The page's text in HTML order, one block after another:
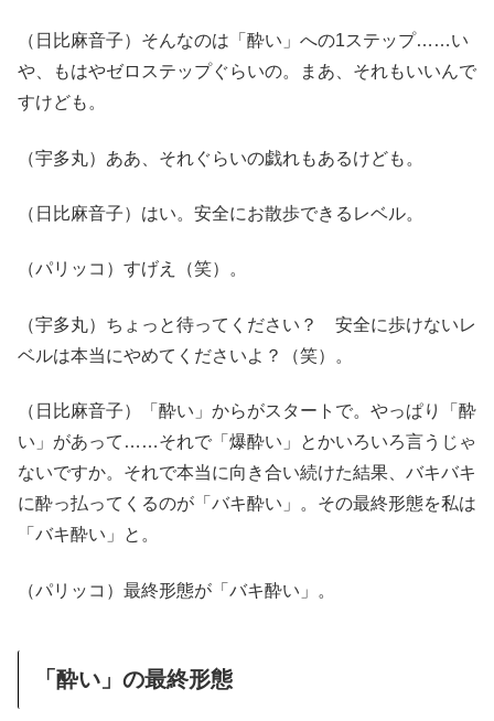
（日比麻音子）そんなのは「酔い」への1ステップ……い
や、もはやゼロステップぐらいの。まあ、それもいいんで
すけども。
（宇多丸）ああ、それぐらいの戯れもあるけども。
（日比麻音子）はい。安全にお散歩できるレベル。
（パリッコ）すげえ（笑）。
（宇多丸）ちょっと待ってください？ 安全に歩けないレ
ベルは本当にやめてくださいよ？（笑）。
（日比麻音子）「酔い」からがスタートで。やっぱり「酔
い」があって……それで「爆酔い」とかいろいろ言うじゃ
ないですか。それで本当に向き合い続けた結果、バキバキ
に酔っ払ってくるのが「バキ酔い」。その最終形態を私は
「バキ酔い」と。
（パリッコ）最終形態が「バキ酔い」。
「酔い」の最終形態